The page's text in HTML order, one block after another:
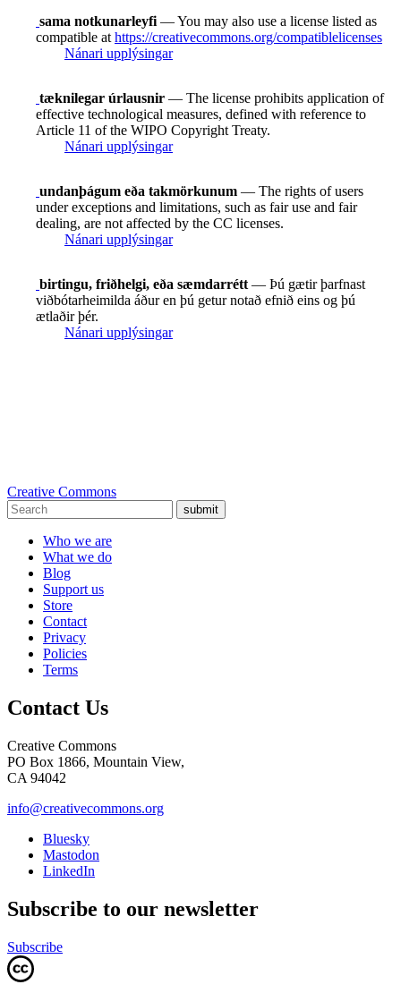
sama notkunarleyfi — You may also use a license listed as
compatible at https://creativecommons.org/compatiblelicenses
Nánari upplýsingar
tæknilegar úrlausnir — The license prohibits application of
effective technological measures, defined with reference to
Article 11 of the WIPO Copyright Treaty.
Nánari upplýsingar
undanþágum eða takmörkunum — The rights of users
under exceptions and limitations, such as fair use and fair
dealing, are not affected by the CC licenses.
Nánari upplýsingar
birtingu, friðhelgi, eða sæmdarrétt — Þú gætir þarfnast
viðbótarheimilda áður en þú getur notað efnið eins og þú
ætlaðir þér.
Nánari upplýsingar
Creative Commons
submit
Who we are
What we do
Blog
Support us
Store
Contact
Privacy
Policies
Terms
Contact Us
Creative Commons
PO Box 1866, Mountain View,
CA 94042
info@creativecommons.org
Bluesky
Mastodon
LinkedIn
Subscribe to our newsletter
Subscribe